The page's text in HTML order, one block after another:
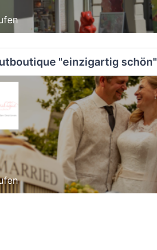
"einzigartig schön"